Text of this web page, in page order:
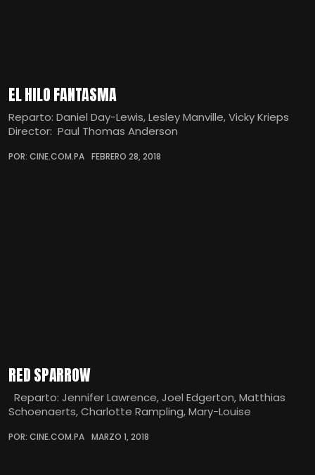
EL HILO FANTASMA
Reparto: Daniel Day-Lewis, Lesley Manville, Vicky Krieps
Director: Paul Thomas Anderson
POR: CINE.COM.PA FEBRERO 28, 2018
RED SPARROW
Reparto: Jennifer Lawrence, Joel Edgerton, Matthias
Schoenaerts, Charlotte Rampling, Mary-Louise
POR: CINE.COM.PA MARZO 1, 2018